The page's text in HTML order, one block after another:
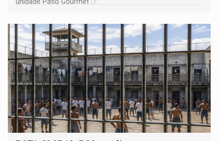
unidade Pátio Gourmet